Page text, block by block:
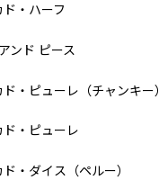
・ハーフ
ンド ピース
・ピューレ（チャンキー）
・ピューレ
・ダイス（ペルー）